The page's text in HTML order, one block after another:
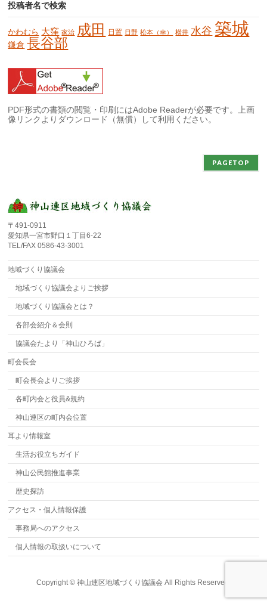
投稿者名で検索
かわむら 大窪 家治 成田 日置 日野 松本（幸） 横井 水谷 築城
鎌倉 長谷部
PDF形式の書類の閲覧・印刷にはAdobe Readerが必要です。上画
像リンクよりダウンロード（無償）して利用ください。
PAGETOP
〒491-0911
愛知県一宮市野口１丁目6-22
TEL/FAX 0586-43-3001
地域づくり協議会
地域づくり協議会よりご挨拶
地域づくり協議会とは？
各部会紹介＆会則
協議会たより「神山ひろば」
町会長会
町会長会よりご挨拶
各町内会と役員&規約
神山連区の町内会位置
耳より情報室
生活お役立ちガイド
神山公民館推進事業
歴史探訪
アクセス・個人情報保護
事務局へのアクセス
個人情報の取扱いについて
Copyright © 神山連区地域づくり協議会All Rights Reserved.